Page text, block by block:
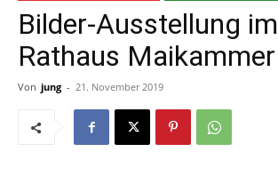
Bilder-Ausstellung im
Rathaus Maikammer
Von jung - 21. November 2019